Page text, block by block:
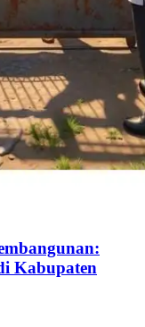
Kabupaten